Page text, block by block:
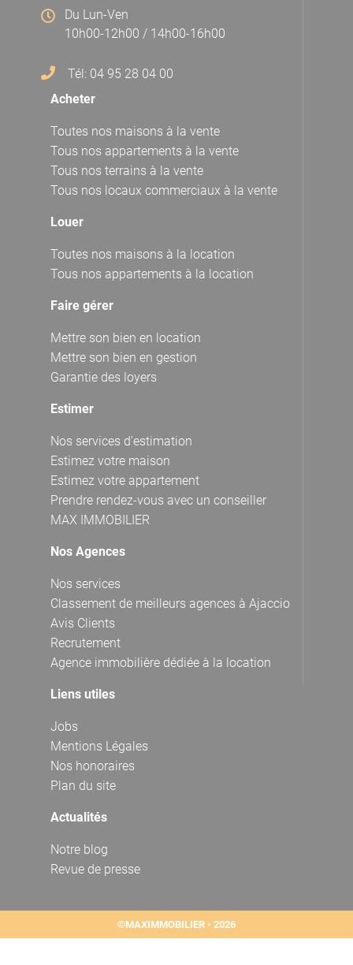
Du Lun-Ven
10h00-12h00 / 14h00-16h00
Tél: 04 95 28 04 00
Acheter
Toutes nos maisons à la vente
Tous nos appartements à la vente
Tous nos terrains à la vente
Tous nos locaux commerciaux à la vente
Louer
Toutes nos maisons à la location
Tous nos appartements à la location
Faire gérer
Mettre son bien en location
Mettre son bien en gestion
Garantie des loyers
Estimer
Nos services d'estimation
Estimez votre maison
Estimez votre appartement
Prendre rendez-vous avec un conseiller
MAX IMMOBILIER
Nos Agences
Nos services
Classement de meilleurs agences à Ajaccio
Avis Clients
Recrutement
Agence immobilière dédiée à la location
Liens utiles
Jobs
Mentions Légales
Nos honoraires
Plan du site
Actualités
Notre blog
Revue de presse
©MAXIMMOBILIER • 2026